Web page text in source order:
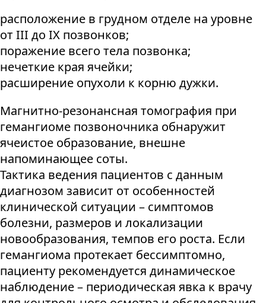
расположение в грудном отделе на уровне
от III до IX позвонков;
поражение всего тела позвонка;
нечеткие края ячейки;
расширение опухоли к корню дужки.
Магнитно-резонансная томография при
гемангиоме позвоночника обнаружит
ячеистое образование, внешне
напоминающее соты.
Тактика ведения пациентов с данным
диагнозом зависит от особенностей
клинической ситуации – симптомов
болезни, размеров и локализации
новообразования, темпов его роста. Если
гемангиома протекает бессимптомно,
пациенту рекомендуется динамическое
наблюдение – периодическая явка к врачу